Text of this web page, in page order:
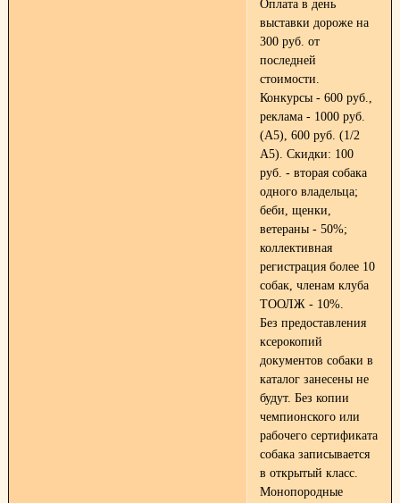
Оплата в день
выставки дороже на
300 руб. от
последней
стоимости.
Конкурсы - 600 руб.,
реклама - 1000 руб.
(А5), 600 руб. (1/2
А5). Скидки: 100
руб. - вторая собака
одного владельца;
беби, щенки,
ветераны - 50%;
коллективная
регистрация более 10
собак, членам клуба
ТООЛЖ - 10%.
Без предоставления
ксерокопий
документов собаки в
каталог занесены не
будут. Без копии
чемпионского или
рабочего сертификата
собака записывается
в открытый класс.
Монопородные